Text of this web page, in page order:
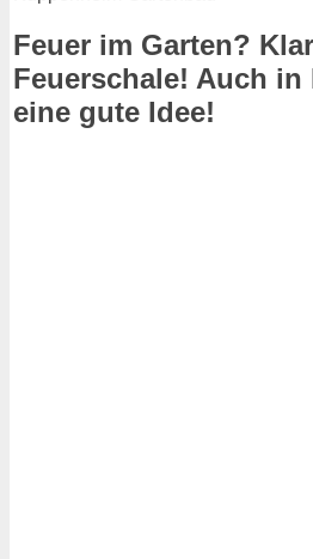
Feuer im Garten?
Feuerschale! Auch in
eine gute Idee!